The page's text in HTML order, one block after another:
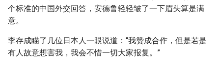
个标准的中国外交回答，安德鲁轻轻皱了一下眉头算是满
意。
李存成瞄了几位日本人一眼说道：“我赞成合作，但是若是
有人故意想害我，我会不惜一切大家报复。”